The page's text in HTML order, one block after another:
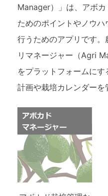
Manager）」は、アボ
ためのポイントやノウ
行うためのアプリです
リマネージャー（Agri
をプラットフォームに
計画や栽培カレンダーを